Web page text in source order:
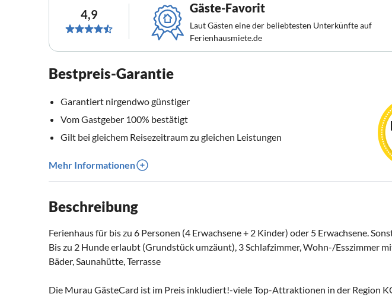
4,9 Gäste-Favorit
Laut Gästen eine der beliebtesten Unterkünfte auf
Ferienhausmiete.de
Bestpreis-Garantie
Garantiert nirgendwo günstiger
Vom Gastgeber 100% bestätigt
Gilt bei gleichem Reisezeitraum zu gleichen Leistungen
Mehr Informationen
Beschreibung
Ferienhaus für bis zu 6 Personen (4 Erwachsene + 2 Kinder) oder 5 Erwachsene.
Bis zu 2 Hunde erlaubt (Grundstück umzäunt), 3 Schlafzimmer, Wohn-/Esszimmer
Bäder, Saunahütte, Terrasse
Die Murau GästeCard ist im Preis inkludiert!-viele Top-Attraktionen in der Region